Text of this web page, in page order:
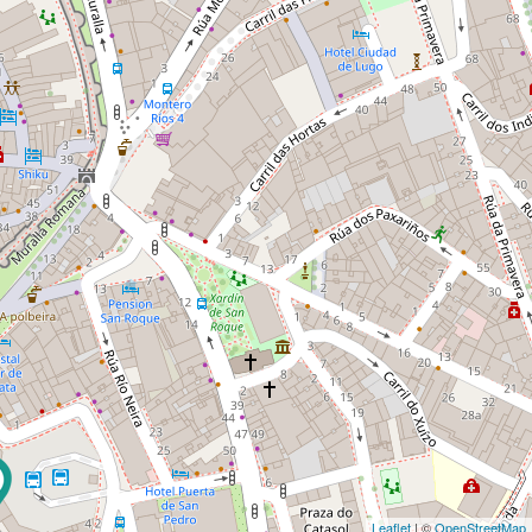
Leaflet| ©OpenStreetMap